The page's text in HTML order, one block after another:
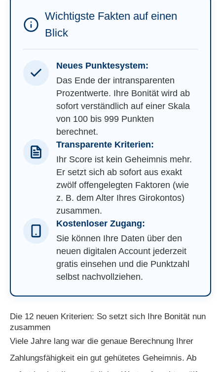
Wichtigste Fakten auf einen
Blick
Neues Punktesystem:
Das Ende der intransparenten
Prozentwerte. Ihre Bonität wird ab
sofort verständlich auf einer Skala
von 100 bis 999 Punkten
berechnet.
Transparente Kriterien:
Ihr Score ist kein Geheimnis mehr.
Er setzt sich ab sofort aus exakt
zwölf offengelegten Faktoren (wie
z. B. dem Alter Ihres Girokontos)
zusammen.
Kostenloser Zugang:
Sie können Ihre Daten über den
neuen digitalen Account jederzeit
gratis einsehen und die Punktzahl
selbst nachvollziehen.
Die 12 neuen Kriterien: So setzt sich Ihre Bonität nun
zusammen
Viele Jahre lang war die genaue Berechnung Ihrer
Zahlungsfähigkeit ein gut gehütetes Geheimnis. Ab